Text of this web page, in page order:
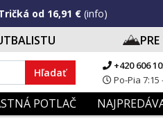
od 16,91 € (info)
Hľadať
+420 606
Po-Pia 7:15
POTLAČ